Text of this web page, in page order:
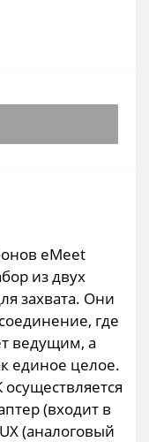
eMeet
из двух
захвата. Они
где
ведущим, а
единое целое.
(входит в
(аналоговый